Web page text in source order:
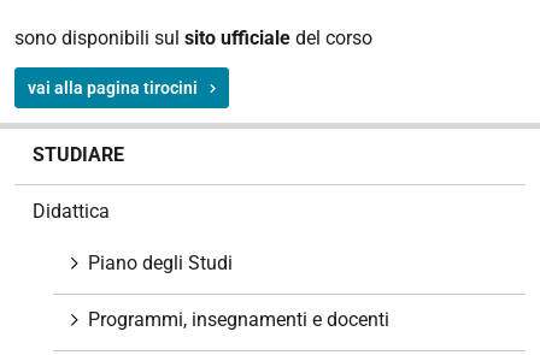
sono disponibili sul sito ufficiale del corso
vai alla pagina tirocini
STUDIARE
Didattica
Piano degli Studi
Programmi, insegnamenti e docenti